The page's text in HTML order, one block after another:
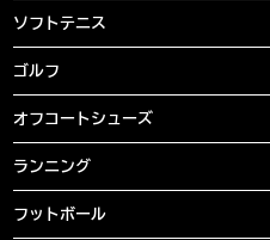
ソフトテニス
ゴルフ
オフコートシューズ
ランニング
フットボール